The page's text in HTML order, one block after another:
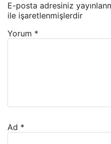
E-posta adresiniz
ile işaretlenmişlerdir
Yorum *
Ad *